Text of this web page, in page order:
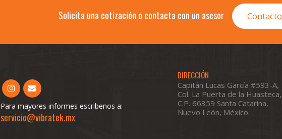
Solicita una cotización o contacta con un asesor Contacto
Para mayores informes escribenos a:
servicio@vibratek.mx
DIRECCIÓN
Capitán Lucas García #593-A,
Col. La Puerta de la Huasteca,
C.P. 66359 Santa Catarina,
Nuevo León, México.